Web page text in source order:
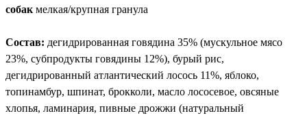
собак мелкая/крупная гранула
Состав: дегидрированная говядина 35% (мускульное мясо
23%, субпродукты говядины 12%), бурый рис,
дегидрированный атлантический лосось 11%, яблоко,
топинамбур, шпинат, брокколи, масло лососевое, овсяные
хлопья, ламинария, пивные дрожжи (натуральный